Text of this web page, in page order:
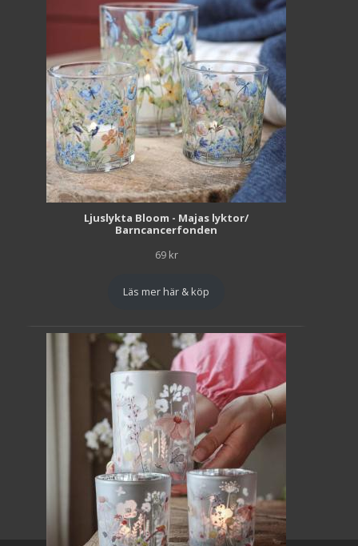
Ljuslykta Bloom - Majas lyktor/
Barncancerfonden
69 kr
Läs mer här & köp